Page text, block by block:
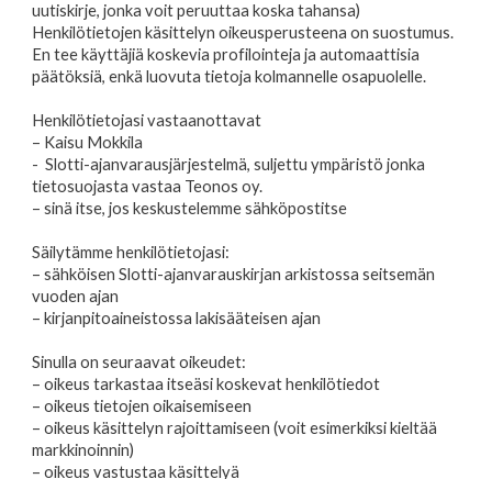
uutiskirje, jonka voit peruuttaa koska tahansa)
Henkilötietojen käsittelyn oikeusperusteena on suostumus.
En tee käyttäjiä koskevia profilointeja ja automaattisia
päätöksiä, enkä luovuta tietoja kolmannelle osapuolelle.
Henkilötietojasi vastaanottavat
– Kaisu Mokkila
- Slotti-ajanvarausjärjestelmä, suljettu ympäristö jonka
tietosuojasta vastaa Teonos oy.
– sinä itse, jos keskustelemme sähköpostitse
Säilytämme henkilötietojasi:
– sähköisen Slotti-ajanvarauskirjan arkistossa seitsemän
vuoden ajan
– kirjanpitoaineistossa lakisääteisen ajan
Sinulla on seuraavat oikeudet:
– oikeus tarkastaa itseäsi koskevat henkilötiedot
– oikeus tietojen oikaisemiseen
– oikeus käsittelyn rajoittamiseen (voit esimerkiksi kieltää
markkinoinnin)
– oikeus vastustaa käsittelyä